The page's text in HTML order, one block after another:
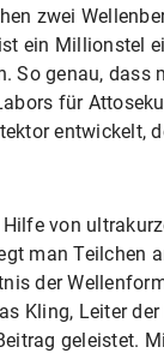
zwei
ein Millionstel
So genau,
für
entwickelt,
von
man Teilchen
der
Kling, Leiter
geleistet.